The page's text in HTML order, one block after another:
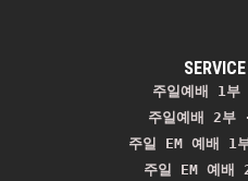
주일예배 1
주일예배 2
주일 EM 예배 1
주일 EM 예배